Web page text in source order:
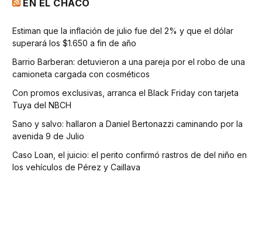
EN EL CHACO
Estiman que la inflación de julio fue del 2% y que el dólar
superará los $1.650 a fin de año
Barrio Barberan: detuvieron a una pareja por el robo de una
camioneta cargada con cosméticos
Con promos exclusivas, arranca el Black Friday con tarjeta
Tuya del NBCH
Sano y salvo: hallaron a Daniel Bertonazzi caminando por la
avenida 9 de Julio
Caso Loan, el juicio: el perito confirmó rastros de del niño en
los vehículos de Pérez y Caillava